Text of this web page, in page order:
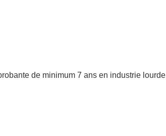
de minimum 7 ans en industrie lourde